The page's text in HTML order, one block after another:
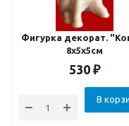
Фигурка декорат.
8x5x5см
530 ₽
В